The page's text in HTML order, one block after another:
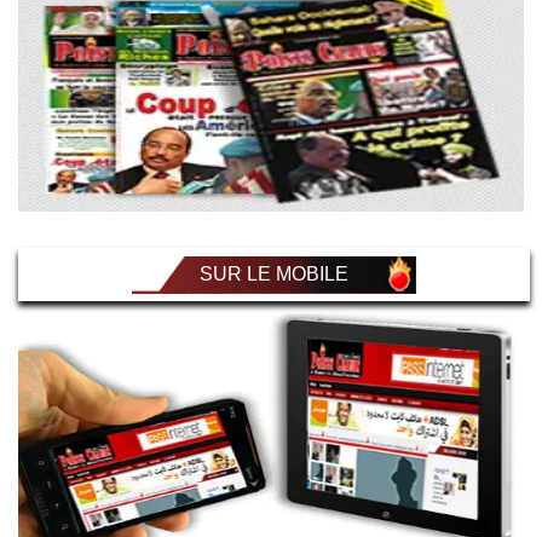
SUR LE MOBILE